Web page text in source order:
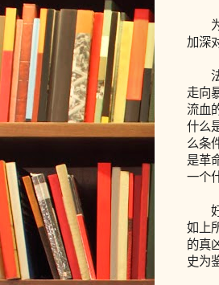
为
加深
法
走向
流血
什么
么条
是革
一个
好
如上
的真
史为